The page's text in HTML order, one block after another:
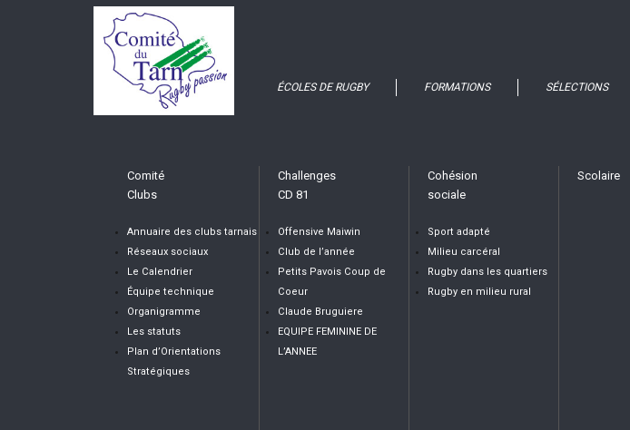
ÉCOLES DE RUGBY FORMATIONS SÉLECTIONS
Comité
Clubs
Annuaire des clubs tarnais
Réseaux sociaux
Le Calendrier
Équipe technique
Organigramme
Les statuts
Plan d’Orientations
Stratégiques
Challenges
CD 81
Offensive Maiwin
Club de l’année
Petits Pavois Coup de
Coeur
Claude Bruguiere
EQUIPE FEMININE DE
L’ANNEE
Cohésion
sociale
Sport adapté
Milieu carcéral
Rugby dans les quartiers
Rugby en milieu rural
Scolaire